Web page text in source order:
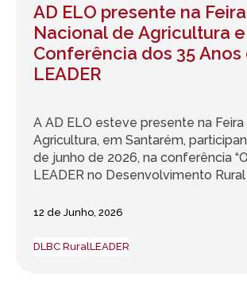
AD ELO presente na Feira
Nacional de Agricultura
Conferência dos 35 Anos
LEADER
A AD ELO esteve presente na
Agricultura, em Santarém,
de junho de 2026, na conferência
LEADER no Desenvolvimento Rural
12 de Junho, 2026
DLBC RuralLEADER